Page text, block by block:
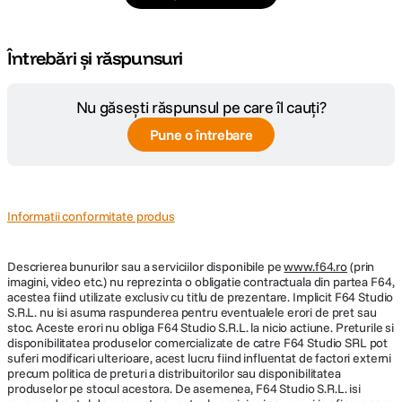
Întrebări și răspunsuri
Nu găsești răspunsul pe care îl cauți?
Pune o întrebare
Informatii conformitate produs
Descrierea bunurilor sau a serviciilor disponibile pewww.f64.ro(prin
imagini, video etc.) nu reprezinta o obligatie contractuala din partea F64,
acestea fiind utilizate exclusiv cu titlu de prezentare. Implicit F64 Studio
S.R.L. nu isi asuma raspunderea pentru eventualele erori de pret sau
stoc. Aceste erori nu obliga F64 Studio S.R.L. la nicio actiune. Preturile si
disponibilitatea produselor comercializate de catre F64 Studio SRL pot
suferi modificari ulterioare, acest lucru fiind influentat de factori externi
precum politica de preturi a distribuitorilor sau disponibilitatea
produselor pe stocul acestora. De asemenea, F64 Studio S.R.L. isi